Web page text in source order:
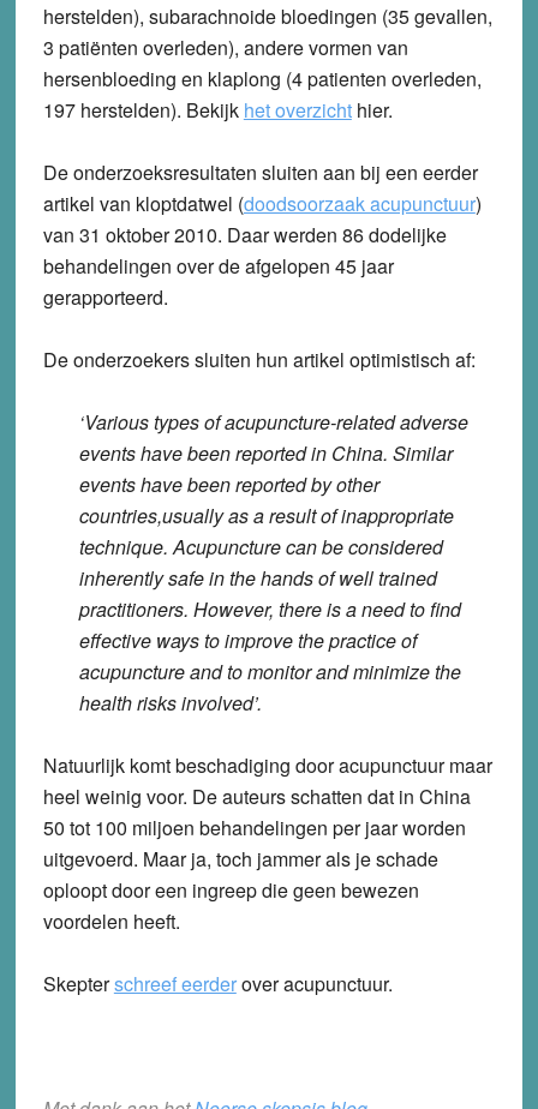
herstelden), subarachnoide bloedingen (35 gevallen,
3 patiënten overleden), andere vormen van
hersenbloeding en klaplong (4 patienten overleden,
197 herstelden). Bekijk het overzichthier.
De onderzoeksresultaten sluiten aan bij een eerder
artikel van kloptdatwel (doodsoorzaak acupunctuur)
van 31 oktober 2010. Daar werden 86 dodelijke
behandelingen over de afgelopen 45 jaar
gerapporteerd.
De onderzoekers sluiten hun artikel optimistisch af:
‘Various types of acupuncture-related adverse
events have been reported in China. Similar
events have been reported by other
countries,usually as a result of inappropriate
technique. Acupuncture can be considered
inherently safe in the hands of well trained
practitioners. However, there is a need to find
effective ways to improve the practice of
acupuncture and to monitor and minimize the
health risks involved’.
Natuurlijk komt beschadiging door acupunctuur maar
heel weinig voor. De auteurs schatten dat in China
50 tot 100 miljoen behandelingen per jaar worden
uitgevoerd. Maar ja, toch jammer als je schade
oploopt door een ingreep die geen bewezen
voordelen heeft.
Skepterschreef eerderover acupunctuur.